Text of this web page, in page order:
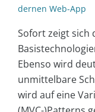
dernen Web-App
Sofort zeigt sich
Ebenso wird
unmittelbare
wird auf eine